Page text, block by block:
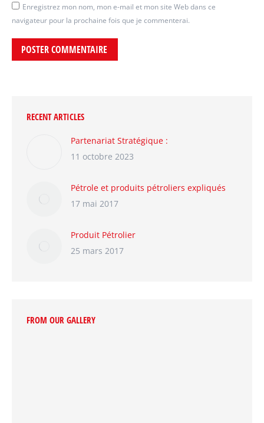
Enregistrez mon nom, mon e-mail et mon site Web dans ce
navigateur pour la prochaine fois que je commenterai.
POSTER COMMENTAIRE
RECENT ARTICLES
Partenariat Stratégique :
11 octobre 2023
Pétrole et produits pétroliers expliqués
17 mai 2017
Produit Pétrolier
25 mars 2017
FROM OUR GALLERY